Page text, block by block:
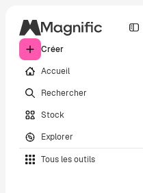
Créer
Accueil
Rechercher
Stock
Explorer
Tous les outils